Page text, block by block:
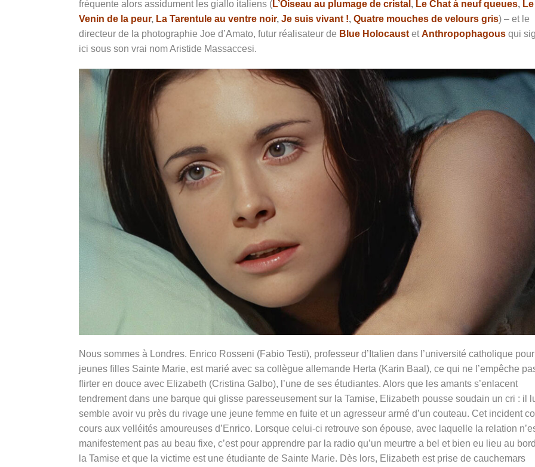
fréquente alors assidument les giallo italiens (L’Oiseau au plumage de cristal , Le Chat à neuf queues, Le
Venin de la peur, La Tarentule au ventre noir, Je suis vivant !, Quatre mouches de velours gris) – et le
directeur de la photographie Joe d’Amato, futur réalisateur de Blue Holocaust etAnthropophagous qui
ici sous son vrai nom Aristide Massaccesi.
Nous sommes à Londres. Enrico Rosseni (Fabio Testi), professeur d’Italien dans l’université catholique pour
jeunes filles Sainte Marie, est marié avec sa collègue allemande Herta (Karin Baal), ce qui ne l’empêche
flirter en douce avec Elizabeth (Cristina Galbo), l’une de ses étudiantes. Alors que les amants s’enlacent
tendrement dans une barque qui glisse paresseusement sur la Tamise, Elizabeth pousse soudain un cri : il
semble avoir vu près du rivage une jeune femme en fuite et un agresseur armé d’un couteau. Cet incident
cours aux velléités amoureuses d’Enrico. Lorsque celui-ci retrouve son épouse, avec laquelle la relation
manifestement pas au beau fixe, c’est pour apprendre par la radio qu’un meurtre a bel et bien eu lieu au
la Tamise et que la victime est une étudiante de Sainte Marie. Dès lors, Elizabeth est prise de cauchemars